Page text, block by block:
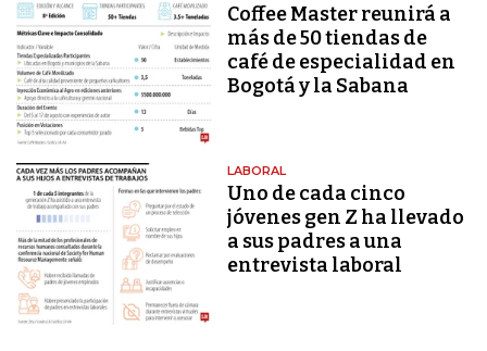
Coffee Master reunirá a
más de 50 tiendas de
café de especialidad en
Bogotá y la Sabana
LABORAL
Uno de cada cinco
jóvenes gen Z ha llevado
a sus padres a una
entrevista laboral